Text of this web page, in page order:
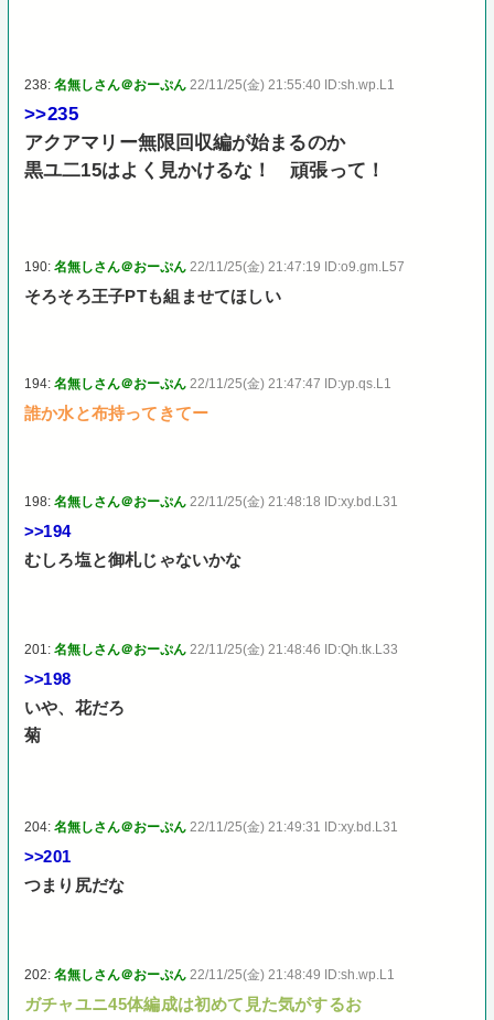
238:名無しさん＠おーぷん 22/11/25(金) 21:55:40 ID:sh.wp.L1
>>235
アクアマリー無限回収編が始まるのか
黒ユ二15はよく見かけるな！ 頑張って！
190:名無しさん＠おーぷん 22/11/25(金) 21:47:19 ID:o9.gm.L57
そろそろ王子PTも組ませてほしい
194:名無しさん＠おーぷん 22/11/25(金) 21:47:47 ID:yp.qs.L1
誰か水と布持ってきてー
198:名無しさん＠おーぷん 22/11/25(金) 21:48:18 ID:xy.bd.L31
>>194
むしろ塩と御札じゃないかな
201:名無しさん＠おーぷん 22/11/25(金) 21:48:46 ID:Qh.tk.L33
>>198
いや、花だろ
菊
204:名無しさん＠おーぷん 22/11/25(金) 21:49:31 ID:xy.bd.L31
>>201
つまり尻だな
202:名無しさん＠おーぷん 22/11/25(金) 21:48:49 ID:sh.wp.L1
ガチャユニ45体編成は初めて見た気がするお